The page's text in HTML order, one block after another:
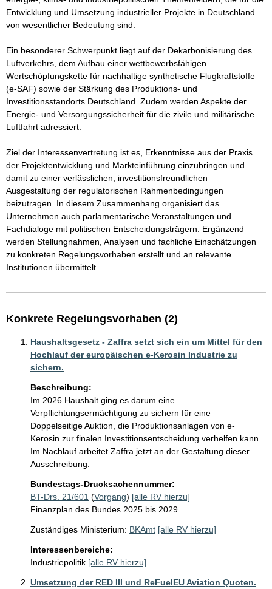
Entwicklung und Umsetzung industrieller Projekte in Deutschland
von wesentlicher Bedeutung sind.
Ein besonderer Schwerpunkt liegt auf der Dekarbonisierung des
Luftverkehrs, dem Aufbau einer wettbewerbsfähigen
Wertschöpfungskette für nachhaltige synthetische Flugkraftstoffe
(e-SAF) sowie der Stärkung des Produktions- und
Investitionsstandorts Deutschland. Zudem werden Aspekte der
Energie- und Versorgungssicherheit für die zivile und militärische
Luftfahrt adressiert.
Ziel der Interessenvertretung ist es, Erkenntnisse aus der Praxis
der Projektentwicklung und Markteinführung einzubringen und
damit zu einer verlässlichen, investitionsfreundlichen
Ausgestaltung der regulatorischen Rahmenbedingungen
beizutragen. In diesem Zusammenhang organisiert das
Unternehmen auch parlamentarische Veranstaltungen und
Fachdialoge mit politischen Entscheidungsträgern. Ergänzend
werden Stellungnahmen, Analysen und fachliche Einschätzungen
zu konkreten Regelungsvorhaben erstellt und an relevante
Institutionen übermittelt.
Konkrete Regelungsvorhaben (2)
Haushaltsgesetz - Zaffra setzt sich ein um Mittel für den
Hochlauf der europäischen e-Kerosin Industrie zu
sichern.
Beschreibung:
Im 2026 Haushalt ging es darum eine
Verpflichtungsermächtigung zu sichern für eine
Doppelseitige Auktion, die Produktionsanlagen von e-
Kerosin zur finalen Investitionsentscheidung verhelfen kann.
Im Nachlauf arbeitet Zaffra jetzt an der Gestaltung dieser
Ausschreibung.
Bundestags-Drucksachennummer:
BT-Drs. 21/601 (Vorgang) [alle RV hierzu]
Finanzplan des Bundes 2025 bis 2029
Zuständiges Ministerium: BKAmt [alle RV hierzu]
Interessenbereiche:
Industriepolitik [alle RV hierzu]
Umsetzung der RED III und ReFuelEU Aviation Quoten.